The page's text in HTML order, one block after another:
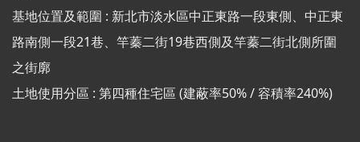
基地位置及範圍 : 新北市淡水區中正東路一段東側、中正東
路南側一段21巷、竿蓁二街19巷西側及竿蓁二街北側所圍
之街廓
土地使用分區 : 第四種住宅區 (建蔽率50% / 容積率240%)